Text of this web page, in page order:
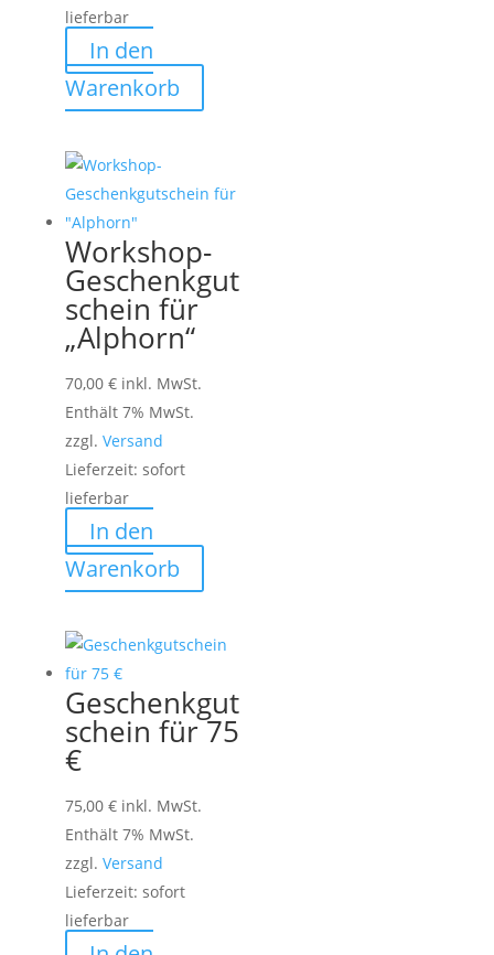
lieferbar
In den
Warenkorb
Workshop-
Geschenkgut
schein für
„Alphorn“
70,00 € inkl. MwSt.
Enthält 7% MwSt.
zzgl. Versand
Lieferzeit: sofort
lieferbar
In den
Warenkorb
Geschenkgut
schein für 75
€
75,00 € inkl. MwSt.
Enthält 7% MwSt.
zzgl. Versand
Lieferzeit: sofort
lieferbar